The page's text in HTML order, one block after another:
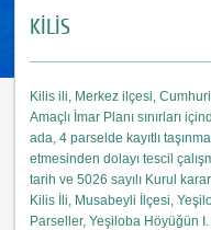
KİLİS
Kilis ili, Merkez ilçesi,
Amaçlı İmar Planı sınırları
ada, 4 parselde kayıtlı
etmesinden dolayı tescil
tarih ve 5026 sayılı Kurul
Kilis İli, Musabeyli İlçesi,
Parseller, Yeşiloba Höyüğün